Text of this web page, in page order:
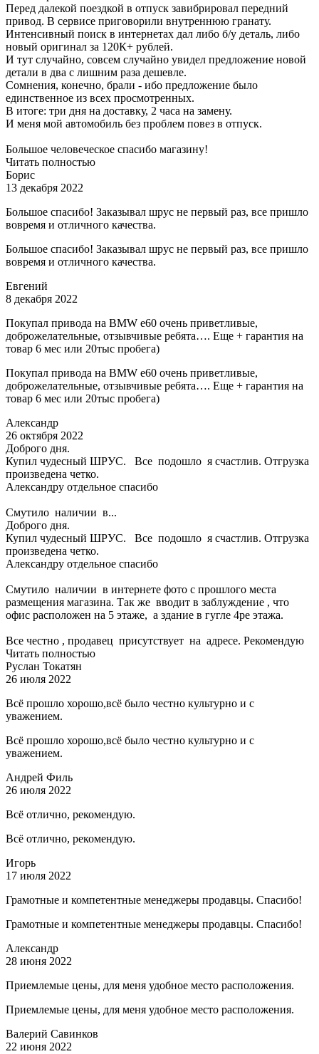
Перед далекой поездкой в отпуск завибрировал передний
привод. В сервисе приговорили внутреннюю гранату.
Интенсивный поиск в интернетах дал либо б/у деталь, либо
новый оригинал за 120К+ рублей.
И тут случайно, совсем случайно увидел предложение новой
детали в два с лишним раза дешевле.
Сомнения, конечно, брали - ибо предложение было
единственное из всех просмотренных.
В итоге: три дня на доставку, 2 часа на замену.
И меня мой автомобиль без проблем повез в отпуск.
Большое человеческое спасибо магазину!
Читать полностью
Борис
13 декабря 2022
Большое спасибо! Заказывал шрус не первый раз, все пришло
вовремя и отличного качества.
Большое спасибо! Заказывал шрус не первый раз, все пришло
вовремя и отличного качества.
Евгений
8 декабря 2022
Покупал привода на BMW e60 очень приветливые,
доброжелательные, отзывчивые ребята…. Еще + гарантия на
товар 6 мес или 20тыс пробега)
Покупал привода на BMW e60 очень приветливые,
доброжелательные, отзывчивые ребята…. Еще + гарантия на
товар 6 мес или 20тыс пробега)
Александр
26 октября 2022
Доброго дня.
Купил чудесный ШРУС. Все подошло я счастлив. Отгрузка
произведена четко.
Александру отдельное спасибо
Смутило наличии в...
Доброго дня.
Купил чудесный ШРУС. Все подошло я счастлив. Отгрузка
произведена четко.
Александру отдельное спасибо
Смутило наличии в интернете фото с прошлого места
размещения магазина. Так же вводит в заблуждение , что
офис расположен на 5 этаже, а здание в гугле 4ре этажа.
Все честно , продавец присутствует на адресе. Рекомендую
Читать полностью
Руслан Токатян
26 июля 2022
Всё прошло хорошо,всё было честно культурно и с
уважением.
Всё прошло хорошо,всё было честно культурно и с
уважением.
Андрей Филь
26 июля 2022
Всё отлично, рекомендую.
Всё отлично, рекомендую.
Игорь
17 июля 2022
Грамотные и компетентные менеджеры продавцы. Спасибо!
Грамотные и компетентные менеджеры продавцы. Спасибо!
Александр
28 июня 2022
Приемлемые цены, для меня удобное место расположения.
Приемлемые цены, для меня удобное место расположения.
Валерий Савинков
22 июня 2022